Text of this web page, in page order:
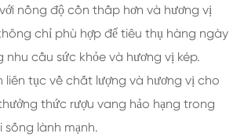
nồng độ cồn thấp hơn và hương vị
chỉ phù hợp để tiêu thụ hàng ngày
cầu sức khỏe và hương vị kép.
liên tục về chất lượng và hương vị cho
thức rượu vang hảo hạng trong
sống lành mạnh.